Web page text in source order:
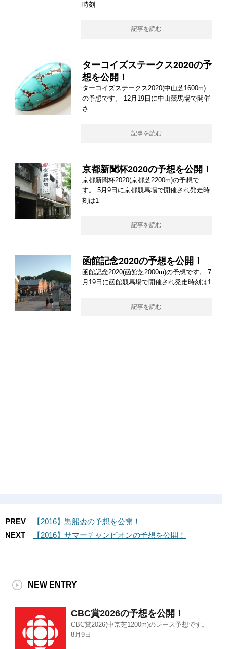
時刻
記事を読む
ターコイズステークス2020の予
想を公開！
ターコイズステークス2020(中山芝1600m)
の予想です。 12月19日に中山競馬場で開催
さ
記事を読む
京都新聞杯2020の予想を公開！
京都新聞杯2020(京都芝2200m)の予想で
す。 5月9日に京都競馬場で開催され発走時
刻は1
記事を読む
函館記念2020の予想を公開！
函館記念2020(函館芝2000m)の予想です。 7
月19日に函館競馬場で開催され発走時刻は1
記事を読む
PREV
【2016】黒船盃の予想を公開！
NEXT
【2016】サマーチャンピオンの予想を公開！
NEW ENTRY
CBC賞2026の予想を公開！
CBC賞2026(中京芝1200m)のレース予想です。
8月9日